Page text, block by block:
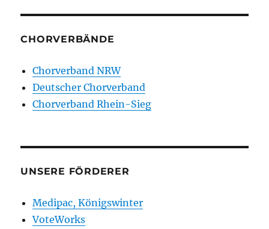
CHORVERBÄNDE
Chorverband NRW
Deutscher Chorverband
Chorverband Rhein-Sieg
UNSERE FÖRDERER
Medipac, Königswinter
VoteWorks